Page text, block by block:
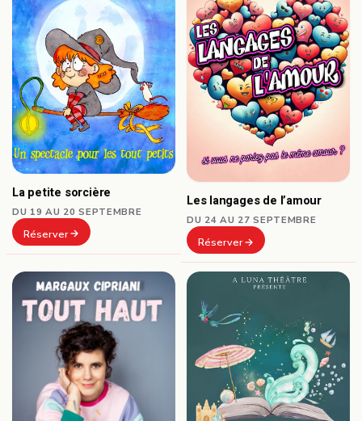
La petite sorcière
DU 19 AU 20 SEPTEMBRE
Réserver
Les langages de l’amour
DU 24 AU 27 SEPTEMBRE
Réserver